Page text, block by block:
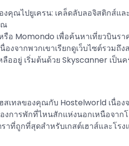
งคุณไปยูเครน: เคล็ดลับลอจิสติกส์แล
ณ
อ Momondo เพื่อค้นหาเที่ยวบินรา
องจากพวกเขาเรียกดูเว็บไซต์รวม
ลืออยู่ เริ่มต้นด้วย Skyscanner เป็น
เทลของคุณกับ Hostelworld เนื่อ
การพักที่ไหนสักแห่งนอกเหนือจากโ
าที่ถูกที่สุดสำหรับเกสต์เฮาส์และโร